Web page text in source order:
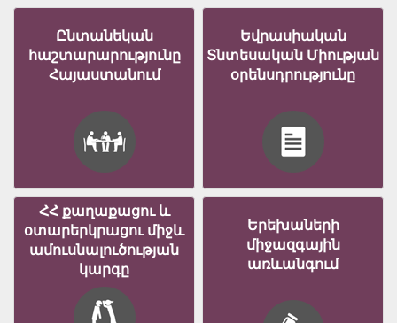
Ընտանեկան
հաշտարարությունը
Հայաստանում
Եվրասիական
Տնտեսական Միության
օրենսդրությունը
ՀՀ քաղաքացու և
օտարերկրացու միջև
ամուսնալուծության
կարգը
Երեխաների
միջազգային
առևանգում